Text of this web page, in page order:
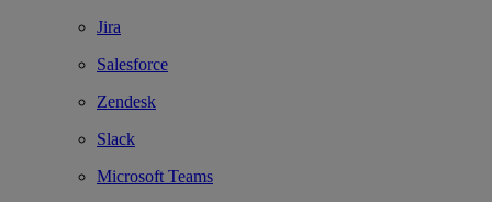
Jira
Salesforce
Zendesk
Slack
Microsoft Teams